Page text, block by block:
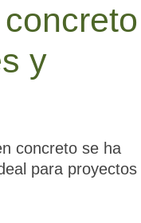
y
concreto se ha
para proyectos